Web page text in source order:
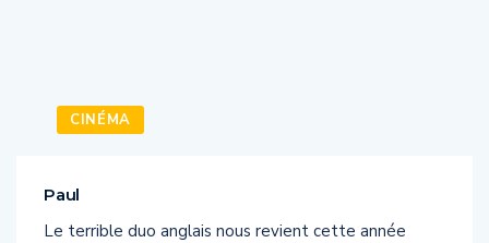
CINÉMA
Paul
Le terrible duo anglais nous revient cette année